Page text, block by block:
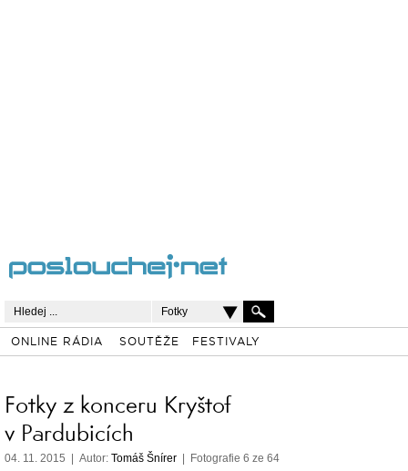
Fotky
ONLINE RÁDIA SOUTĚŽE FESTIVALY
Fotky z konceru Kryštof
v Pardubicích
04. 11. 2015 | Autor: Tomáš Šnírer | Fotografie 6 ze 64